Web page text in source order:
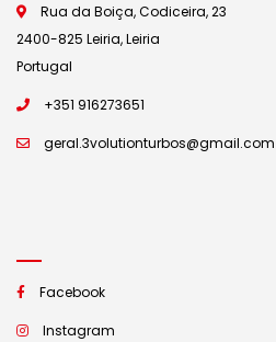
Rua da Boiça, Codiceira, 23
2400-825 Leiria, Leiria
Portugal
+351 916273651
geral.3volutionturbos@gmail.com
Facebook
Instagram